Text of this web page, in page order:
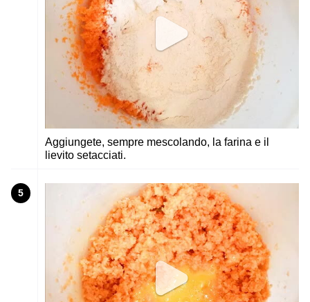
Aggiungete, sempre mescolando, la farina e il
lievito setacciati.
5